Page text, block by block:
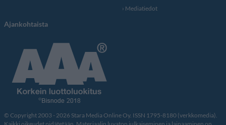
Mediatiedot
Ajankohtaista
© Copyright 2003 - 2026 Stara Media Online Oy. ISSN 1795-8180 (verkkomedia).